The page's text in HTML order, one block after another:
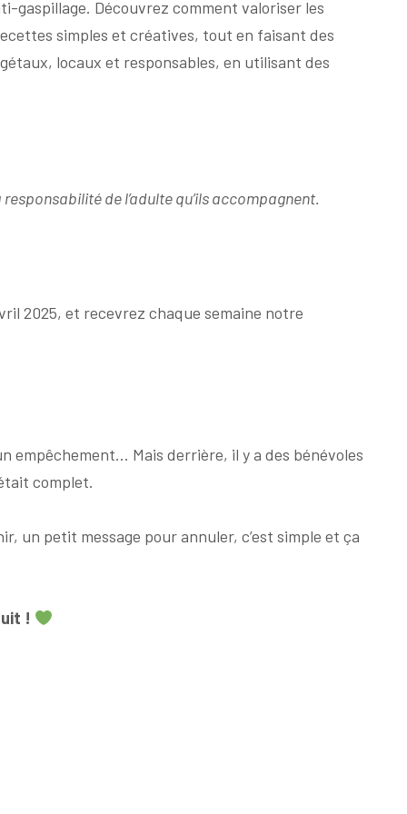
gaspillage. Découvrez comment valoriser les
simples et créatives, tout en faisant des
locaux et responsables, en utilisant des
de l’adulte qu’ils accompagnent.
2025, et recevrez chaque semaine notre
empêchement… Mais derrière, il y a des bénévoles
complet.
un petit message pour annuler, c’est simple et ça
!